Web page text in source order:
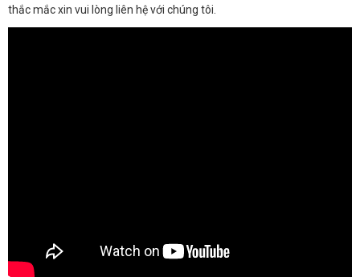
thắc mắc xin vui lòng liên hệ với chúng tôi.